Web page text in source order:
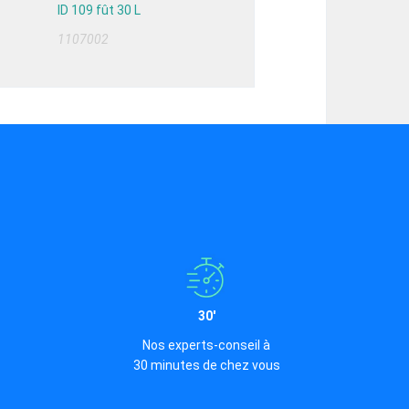
ID 109 fût 30 L
1107002
30'
Nos experts-conseil à
30 minutes de chez vous